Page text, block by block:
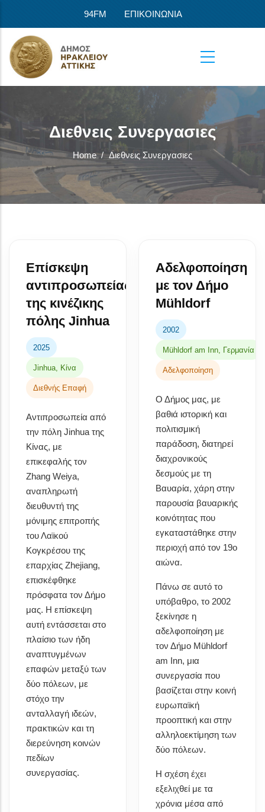
94FM ΕΠΙΚΟΙΝΩΝΙΑ
Διεθνεις Συνεργασιες
Home / Διεθνεις Συνεργασιες
Επίσκεψη
αντιπροσωπείας
της κινέζικης
πόλης Jinhua
2025
Jinhua, Κίνα
Διεθνής Επαφή
Αντιπροσωπεία από
την πόλη Jinhua της
Κίνας, με
επικεφαλής τον
Zhang Weiya,
αναπληρωτή
διευθυντή της
μόνιμης επιτροπής
του Λαϊκού
Κογκρέσου της
επαρχίας Zhejiang,
επισκέφθηκε
πρόσφατα τον Δήμο
μας. Η επίσκεψη
αυτή εντάσσεται στο
πλαίσιο των ήδη
αναπτυγμένων
επαφών μεταξύ των
δύο πόλεων, με
στόχο την
ανταλλαγή ιδεών,
πρακτικών και τη
διερεύνηση κοινών
πεδίων
συνεργασίας.
Αδελφοποίηση
με τον Δήμο
Mühldorf
2002
Mühldorf am Inn, Γερμανία
Αδελφοποίηση
Ο Δήμος μας, με
βαθιά ιστορική και
πολιτισμική
παράδοση, διατηρεί
διαχρονικούς
δεσμούς με τη
Βαυαρία, χάρη στην
παρουσία βαυαρικής
κοινότητας που
εγκαταστάθηκε στην
περιοχή από τον 19ο
αιώνα.
Πάνω σε αυτό το
υπόβαθρο, το 2002
ξεκίνησε η
αδελφοποίηση με
τον Δήμο Mühldorf
am Inn, μια
συνεργασία που
βασίζεται στην κοινή
ευρωπαϊκή
προοπτική και στην
αλληλοεκτίμηση των
δύο πόλεων.
Η σχέση έχει
εξελιχθεί με τα
χρόνια μέσα από